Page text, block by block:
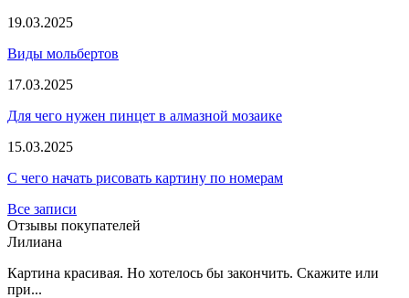
19.03.2025
Виды мольбертов
17.03.2025
Для чего нужен пинцет в алмазной мозаике
15.03.2025
С чего начать рисовать картину по номерам
Все записи
Отзывы покупателей
Лилиана
Картина красивая. Но хотелось бы закончить. Скажите или
при...